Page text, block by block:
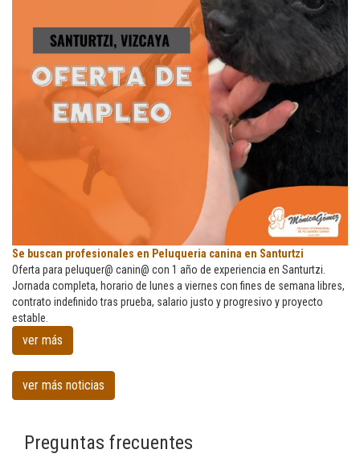
Se
buscan
profesionales
en
Peluqueria
Se buscan profesionales en Peluqueria canina en Santurtzi
Oferta para peluquer@ canin@ con 1 año de experiencia en Santurtzi.
Jornada completa, horario de lunes a viernes con fines de semana libres,
contrato indefinido tras prueba, salario justo y progresivo y proyecto
estable.
ver más
ver más noticias
Preguntas frecuentes